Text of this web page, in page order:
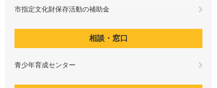
市指定文化財保存活動の補助金
相談・窓口
青少年育成センター